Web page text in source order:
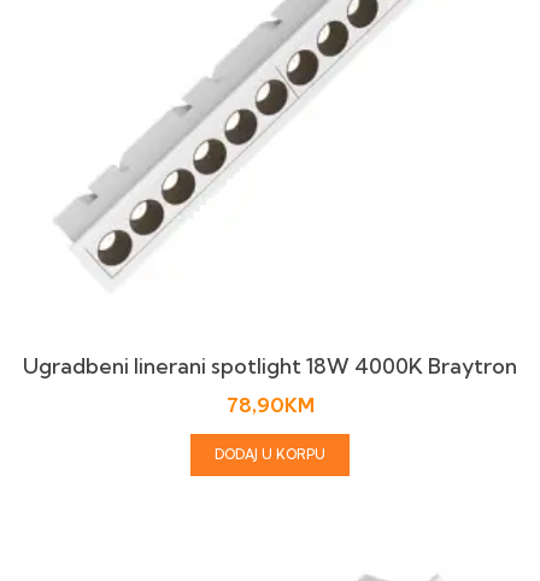
Ugradbeni linerani spotlight 18W 4000K Braytron
78,90KM
DODAJ U KORPU